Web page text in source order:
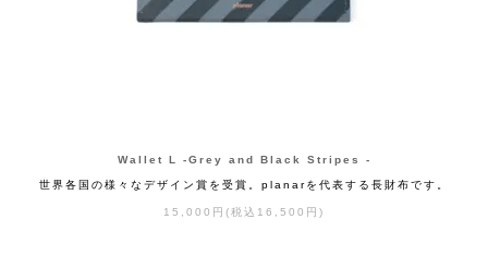
Wallet L -Grey and Black Stripes -
世界各国の様々なデザイン賞を受賞。planarを代表する長財布です。
15,000円(税込16,500円)